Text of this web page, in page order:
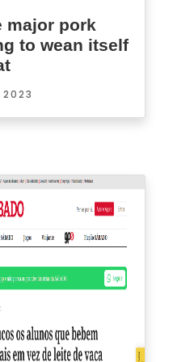
major pork
to wean itself
2023